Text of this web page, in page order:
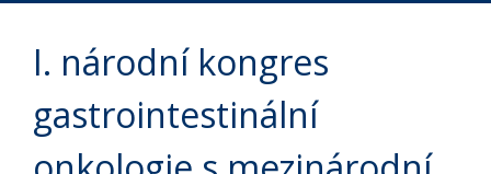
I. národní kongres
gastrointestinální